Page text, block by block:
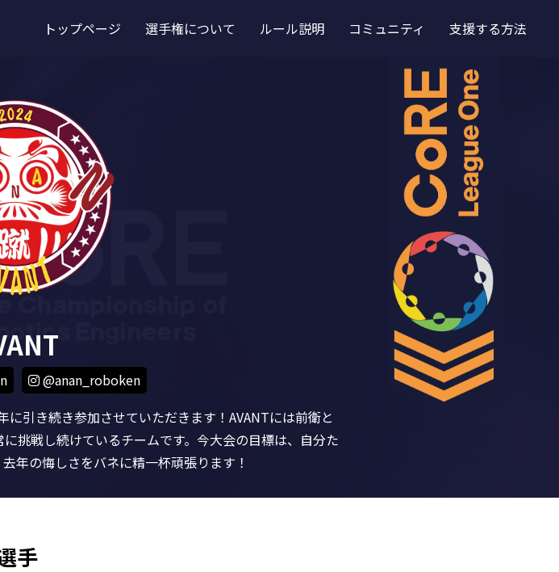
トップページ 選手権について ルール説明 コミュニティ 支援する方法
@anan_roboken
引き続き参加させていただきます！AVANTには前衛と
挑戦し続けているチームです。今大会の目標は、自分た
年の悔しさをバネに精一杯頑張ります！
手